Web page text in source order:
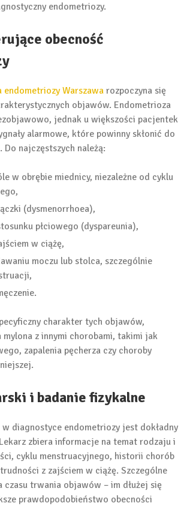
endometriozy.
obecność
endometriozy Warszawa rozpoczyna się
objawów. Endometrioza
jednak u większości pacjentek
alarmowe, które powinny skłonić do
najczęstszych należą:
w obrębie miednicy, niezależne od cyklu
(dysmenorrhoea),
płciowego (dyspareunia),
w ciążę,
moczu lub stolca, szczególnie
charakter tych objawów,
z innymi chorobami, takimi jak
zapalenia pęcherza czy choroby
i badanie fizykalne
diagnostyce endometriozy jest dokładny
zbiera informacje na temat rodzaju i
cyklu menstruacyjnego, historii chorób
z zajściem w ciążę. Szczególne
czasu trwania objawów – im dłużej się
prawdopodobieństwo obecności